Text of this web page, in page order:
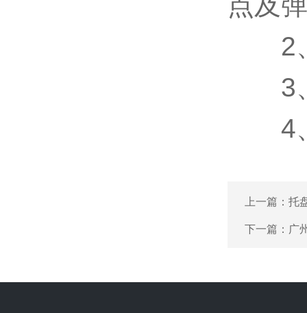
2、
3、
4、
上一篇： 托
下一篇： 广